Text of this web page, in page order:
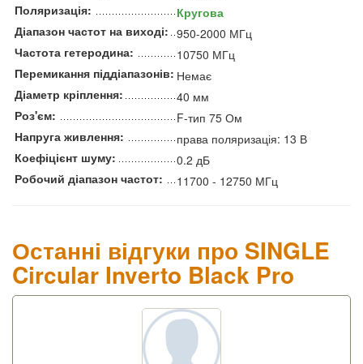
Поляризація:
Кругова
Діапазон частот на виході: 950-2000 МГц
Частота гетеродина:
10750 МГц
Перемикання піддіапазонів: Немає
Діаметр кріплення:
40 мм
Роз'єм:
F-тип 75 Ом
Напруга живлення:
права поляризація: 13 В
Коефіцієнт шуму:
0.2 дБ
Робочий діапазон частот:
11700 - 12750 МГц
Останні відгуки про SINGLE
Circular Inverto Black Pro